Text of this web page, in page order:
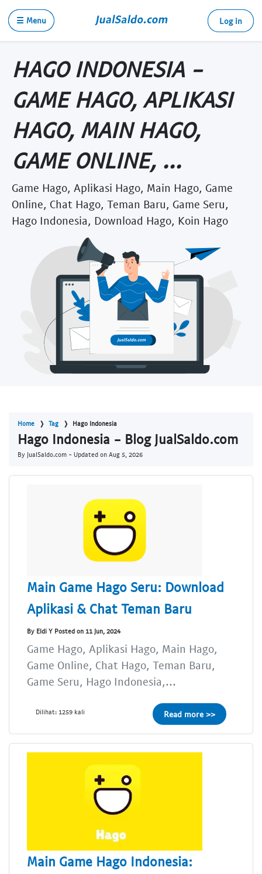
☰ Menu Log in
HAGO INDONESIA -
GAME HAGO, APLIKASI
HAGO, MAIN HAGO,
GAME ONLINE, ...
Game Hago, Aplikasi Hago, Main Hago, Game
Online, Chat Hago, Teman Baru, Game Seru,
Hago Indonesia, Download Hago, Koin Hago
Home Tag Hago Indonesia
Hago Indonesia - Blog JualSaldo.com
By JualSaldo.com - Updated on Aug 5, 2026
Main Game Hago Seru: Download
Aplikasi & Chat Teman Baru
By Eldi Y Posted on 11 Jun, 2024
Game Hago, Aplikasi Hago, Main Hago,
Game Online, Chat Hago, Teman Baru,
Game Seru, Hago Indonesia,...
Dilihat: 1259 kali Read more >>
Main Game Hago Indonesia: